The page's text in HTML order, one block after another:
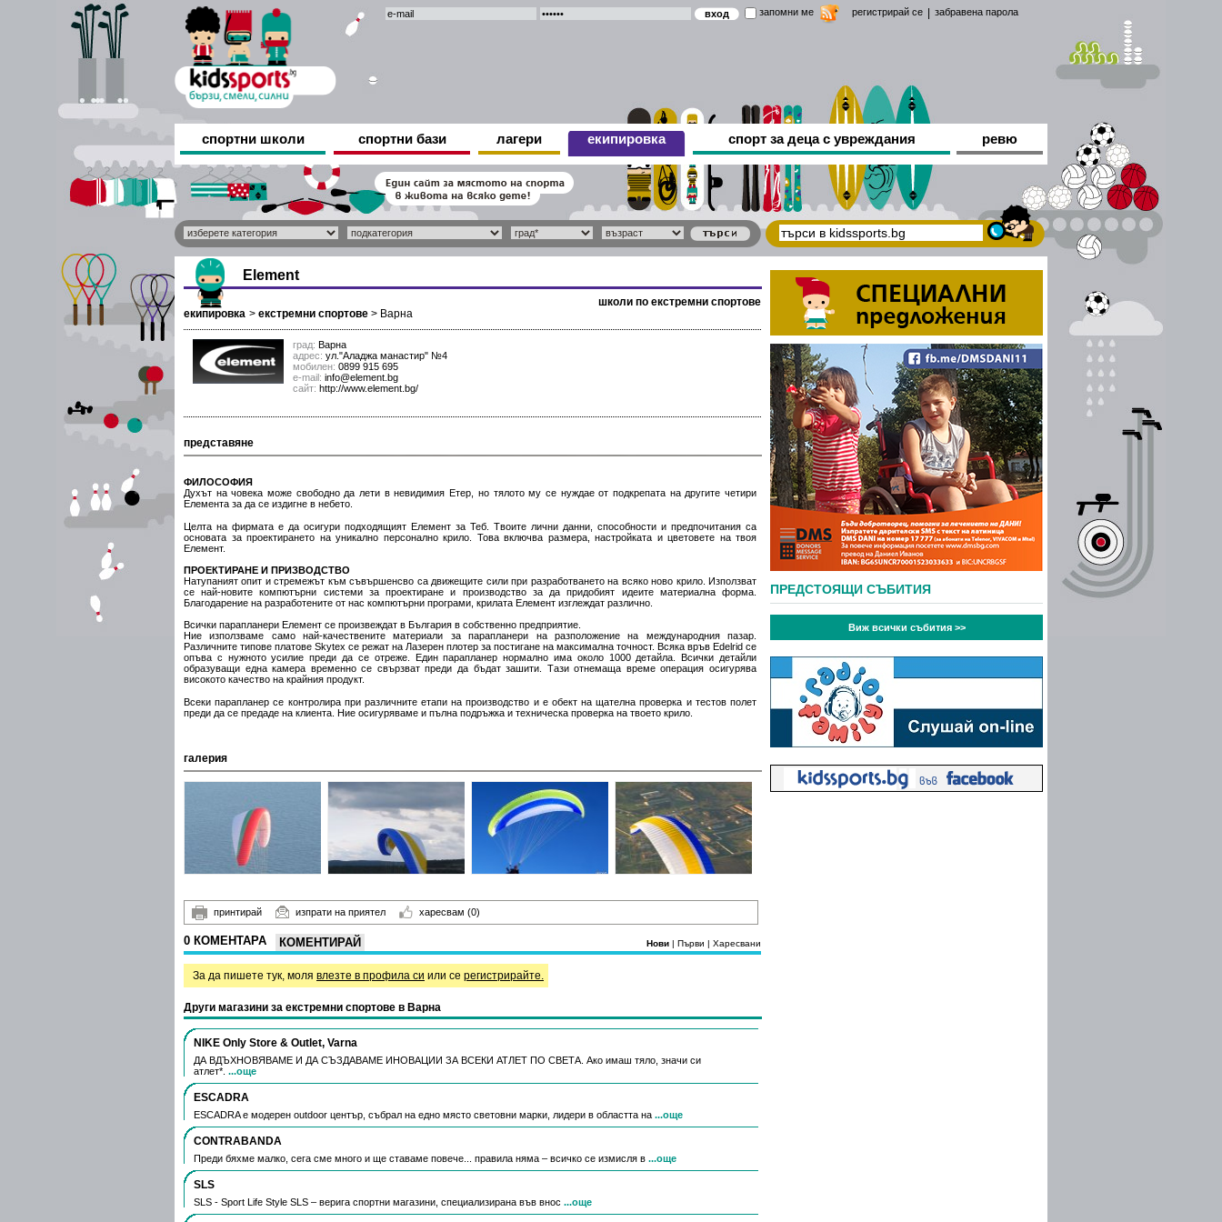
запомни ме регистрирай се забравена парола
спортни школи спортни бази лагери екипировка спорт за деца с увреждания ревю
Element
екипировка > екстремни спортове > Варна
школи по екстремни спортове
град: Варна
адрес: ул."Аладжа манастир" №4
мобилен: 0899 915 695
е-mail: info@element.bg
сайт: http://www.element.bg/
представяне
ФИЛОСОФИЯ
Духът на човека може свободно да лети в невидимия Етер, но тялото му се нуждае от подкрепата на другите четири
Елемента за да се издигне в небето.
Целта на фирмата е да осигури подходящият Елемент за Теб. Твоите лични данни, способности и предпочитания са
основата за проектирането на уникално персонално крило. Това включва размера, настройката и цветовете на твоя
Елемент.
ПРОЕКТИРАНЕ И ПРИЗВОДСТВО
Натупаният опит и стремежът към съвършенсво са движещите сили при разработването на всяко ново крило. Използват
се най-новите компютърни системи за проектиране и производство за да придобият идеите материална форма.
Благодарение на разработените от нас компютърни програми, крилата Елемент изглеждат различно.
Всички парапланери Елемент се произвеждат в България в собственно предприятие.
Ние използваме само най-качествените материали за парапланери на разположение на международния пазар.
Различните типове платове Skytex се режат на Лазерен плотер за постигане на максимална точност. Всяка връв Edelrid се
опъва с нужното усилие преди да се отреже. Един парапланер нормално има около 1000 детайла. Всички детайли
образуващи една камера временно се свързват преди да бъдат зашити. Тази отнемаща време операция осигурява
високото качество на крайния продукт.
Всеки парапланер се контролира при различните етапи на производство и е обект на щателна проверка и тестов полет
преди да се предаде на клиента. Ние осигуряваме и пълна подръжка и техническа проверка на твоето крило.
галерия
принтирай изпрати на приятел харесвам (0)
0 КОМЕНТАРА КОМЕНТИРАЙ Нови | Първи | Харесвани
За да пишете тук, моля влезте в профила си или се регистрирайте.
Други магазини за екстремни спортове в Варна
NIKE Only Store & Outlet, Varna
ДА ВДЪХНОВЯВАМЕ И ДА СЪЗДАВАМЕ ИНОВАЦИИ ЗА ВСЕКИ АТЛЕТ ПО СВЕТА. Ако имаш тяло, значи си
атлет*. ...още
ESCADRA
ESCADRA е модерен outdoor център, събрал на едно място световни марки, лидери в областта на ...още
CONTRABANDA
Преди бяхме малко, сега сме много и ще ставаме повече... правила няма – всичко се измисля в ...още
SLS
SLS - Sport Life Style SLS – верига спортни магазини, специализирана във внос ...още
ПРЕДСТОЯЩИ СЪБИТИЯ
Виж всички събития >>